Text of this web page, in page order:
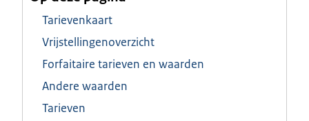
Tarievenkaart
Vrijstellingenoverzicht
Forfaitaire tarieven en waarden
Andere waarden
Tarieven